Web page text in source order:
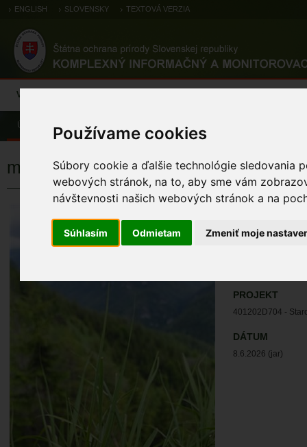
Používame cookies
Súbory cookie a ďalšie technológie sledovania
webových stránok, na to, aby sme vám
návštevnosti našich webových stránok a na
Súhlasím Odmietam Zmeniť moje
ENGLISH SLOVENSKY TEXTOVÁ VERZIA
Výsledky monitoringu
Úvod Pozorovania a výskytové dáta
medveď hnedý
PROJEKT
401202D704 -
DÁTUM
8.6.2026 (jar)